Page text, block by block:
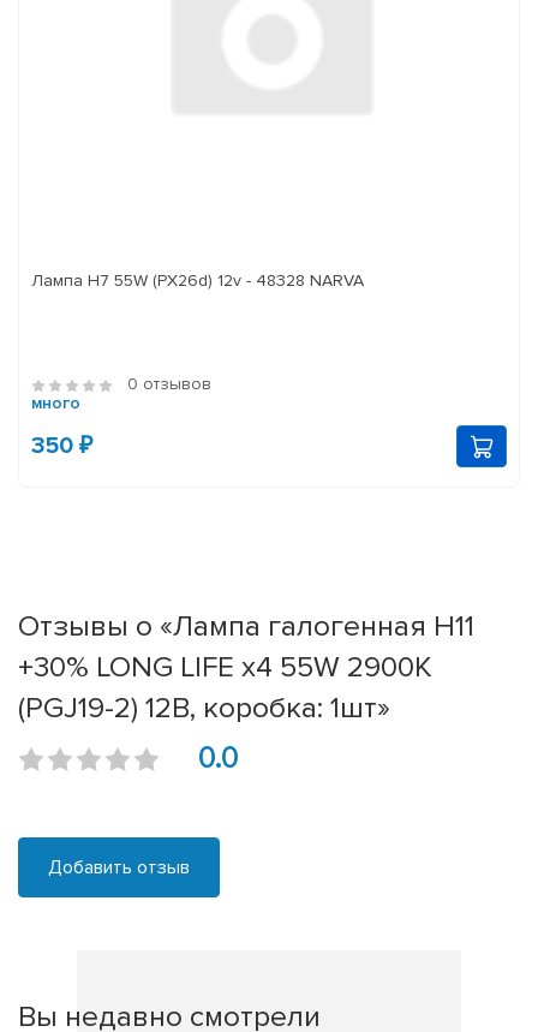
Лампа H7 55W (PX26d) 12v - 48328 NARVA
0 отзывов
много
350 ₽
Отзывы о «Лампа галогенная H11
+30% LONG LIFE x4 55W 2900К
(PGJ19-2) 12В, коробка: 1шт»
0.0
Добавить отзыв
Вы недавно смотрели